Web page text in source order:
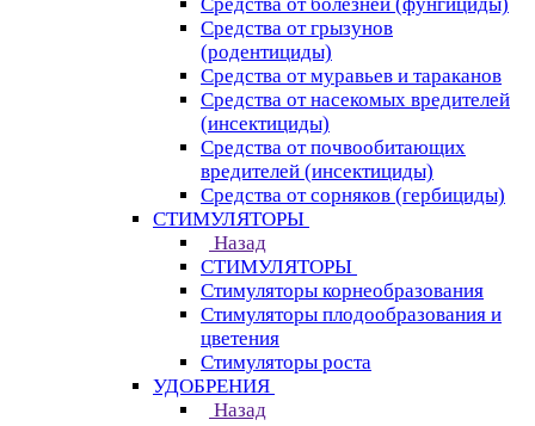
Средства от грызунов
(родентициды)
Средства от муравьев и тараканов
Средства от насекомых вредителей
(инсектициды)
Средства от почвообитающих
вредителей (инсектициды)
Средства от сорняков (гербициды)
СТИМУЛЯТОРЫ
Назад
СТИМУЛЯТОРЫ
Стимуляторы корнеобразования
Стимуляторы плодообразования и
цветения
Стимуляторы роста
УДОБРЕНИЯ
Назад